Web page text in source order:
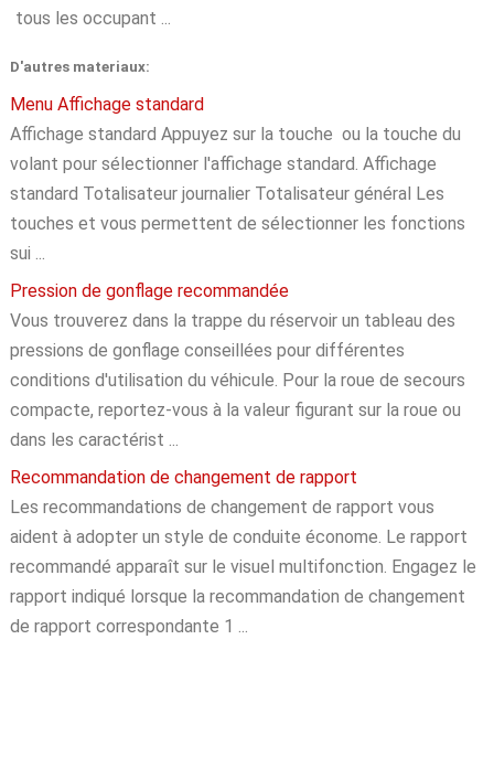
tous les occupant ...
D'autres materiaux:
Menu Affichage standard
Affichage standard Appuyez sur la touche ou la touche du
volant pour sélectionner l'affichage standard. Affichage
standard Totalisateur journalier Totalisateur général Les
touches et vous permettent de sélectionner les fonctions
sui ...
Pression de gonflage recommandée
Vous trouverez dans la trappe du réservoir un tableau des
pressions de gonflage conseillées pour différentes
conditions d'utilisation du véhicule. Pour la roue de secours
compacte, reportez-vous à la valeur figurant sur la roue ou
dans les caractérist ...
Recommandation de changement de rapport
Les recommandations de changement de rapport vous
aident à adopter un style de conduite économe. Le rapport
recommandé apparaît sur le visuel multifonction. Engagez le
rapport indiqué lorsque la recommandation de changement
de rapport correspondante 1 ...